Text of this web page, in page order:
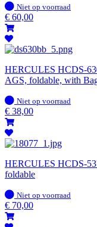
Op
voorraad
Niet op voorraad
€ 60,00
HERCULES HCDS-
AGS, foldable, with
Op
voorraad
Niet op voorraad
€ 38,00
HERCULES HCDS-
foldable
Op
voorraad
Niet op voorraad
€ 70,00